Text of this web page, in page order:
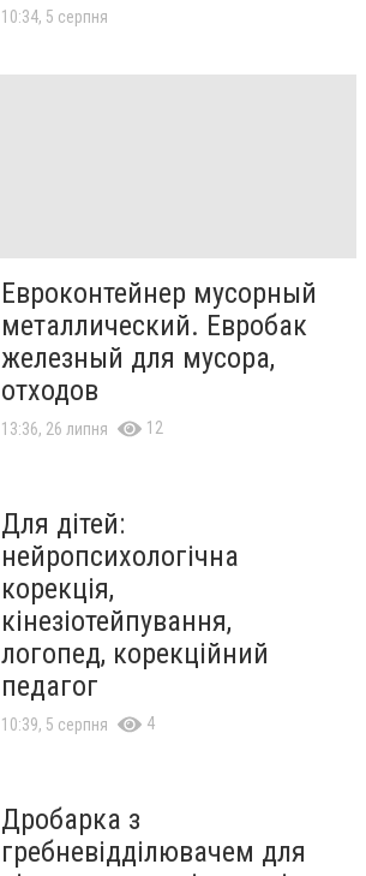
10:34, 5 серпня
Евроконтейнер мусорный
металлический. Евробак
железный для мусора,
отходов
13:36, 26 липня 12
Для дітей:
нейропсихологічна
корекція,
кінезіотейпування,
логопед, корекційний
педагог
10:39, 5 серпня 4
Дробарка з
гребневідділювачем для